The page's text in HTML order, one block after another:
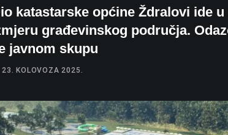
katastarske općine Ždralovi ide u
građevinskog područja.
javnom skupu
23. KOLOVOZA 2025.